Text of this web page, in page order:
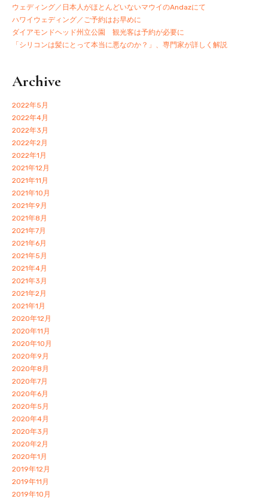
ウェディング／日本人がほとんどいないマウイのAndazにて
ハワイウェディング／ご予約はお早めに
ダイアモンドヘッド州立公園 観光客は予約が必要に
「シリコンは髪にとって本当に悪なのか？」、専門家が詳しく解説
Archive
2022年5月
2022年4月
2022年3月
2022年2月
2022年1月
2021年12月
2021年11月
2021年10月
2021年9月
2021年8月
2021年7月
2021年6月
2021年5月
2021年4月
2021年3月
2021年2月
2021年1月
2020年12月
2020年11月
2020年10月
2020年9月
2020年8月
2020年7月
2020年6月
2020年5月
2020年4月
2020年3月
2020年2月
2020年1月
2019年12月
2019年11月
2019年10月